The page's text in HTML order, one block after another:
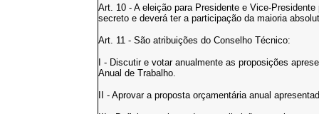
Art. 10 - A eleição para Presidente e Vice-
secreto e deverá ter a participação da maioria
Art. 11 - São atribuições do Conselho Técnico:
I - Discutir e votar anualmente as proposições
Anual de Trabalho.
II - Aprovar a proposta orçamentária anual